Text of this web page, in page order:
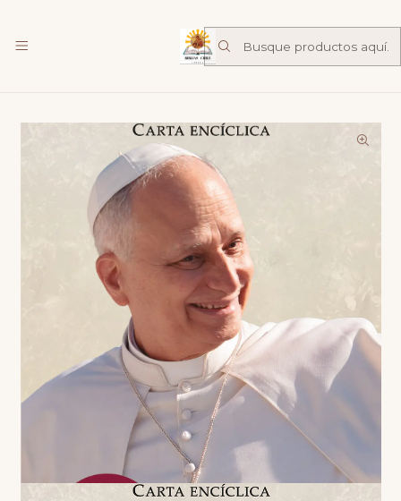
Catalogo
MAGNIFICA HUMANITAS - ENCICLICA LEON XIV